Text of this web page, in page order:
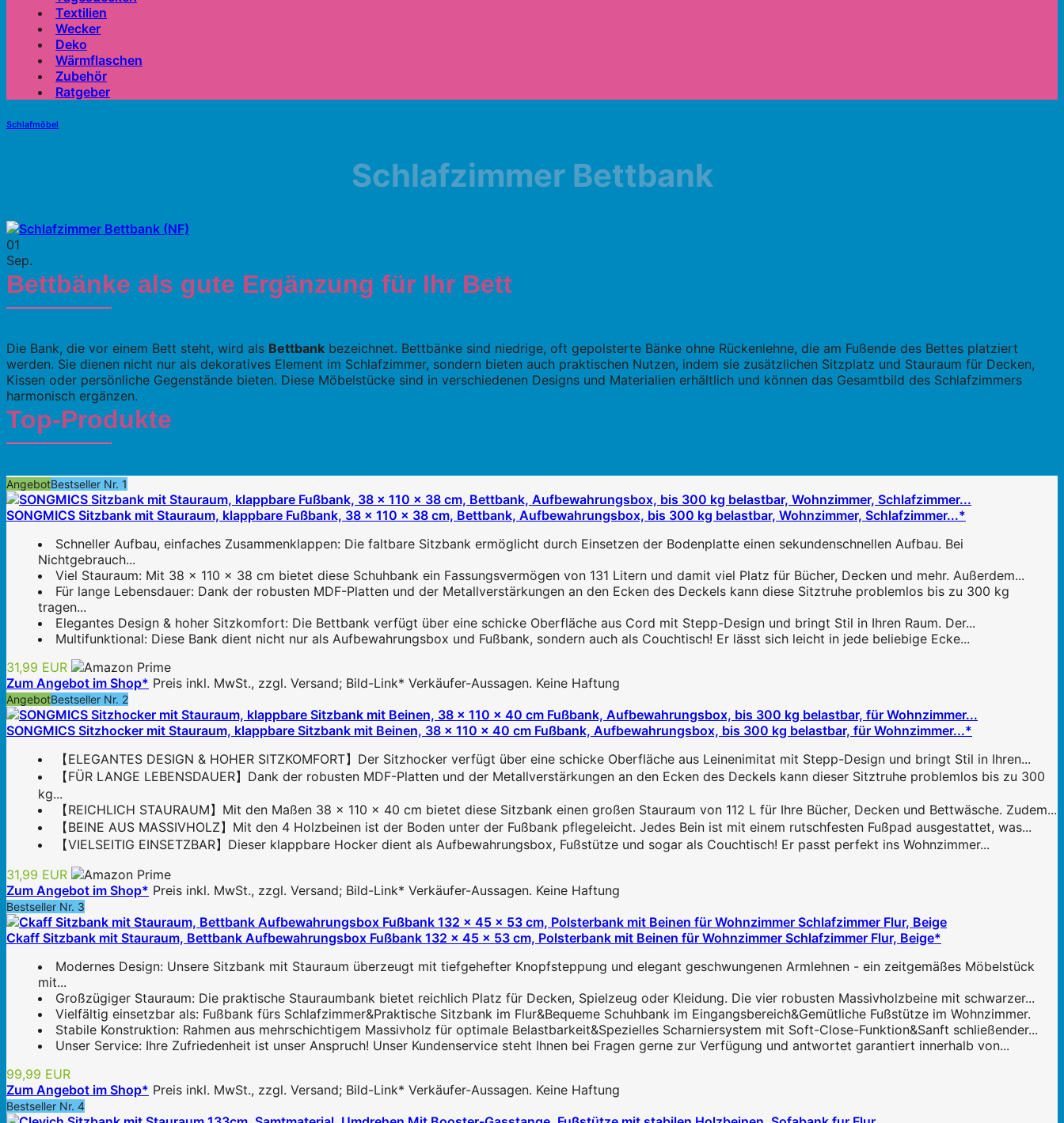
Textilien
Wecker
Deko
Wärmflaschen
Zubehör
Ratgeber
Schlafmöbel
Schlafzimmer Bettbank
01
Sep.
Bettbänke als gute Ergänzung für Ihr Bett
Die Bank, die vor einem Bett steht, wird als Bettbank bezeichnet. Bettbänke sind niedrige, oft gepolsterte Bänke ohne Rückenlehne, die am Fußende des Bettes platziert
werden. Sie dienen nicht nur als dekoratives Element im Schlafzimmer, sondern bieten auch praktischen Nutzen, indem sie zusätzlichen Sitzplatz und Stauraum für Decken,
Kissen oder persönliche Gegenstände bieten. Diese Möbelstücke sind in verschiedenen Designs und Materialien erhältlich und können das Gesamtbild des Schlafzimmers
harmonisch ergänzen.
Top-Produkte
AngebotBestseller Nr. 1
SONGMICS Sitzbank mit Stauraum, klappbare Fußbank, 38 x 110 x 38 cm, Bettbank, Aufbewahrungsbox, bis 300 kg belastbar, Wohnzimmer, Schlafzimmer...*
Schneller Aufbau, einfaches Zusammenklappen: Die faltbare Sitzbank ermöglicht durch Einsetzen der Bodenplatte einen sekundenschnellen Aufbau. Bei
Nichtgebrauch...
Viel Stauraum: Mit 38 x 110 x 38 cm bietet diese Schuhbank ein Fassungsvermögen von 131 Litern und damit viel Platz für Bücher, Decken und mehr. Außerdem...
Für lange Lebensdauer: Dank der robusten MDF-Platten und der Metallverstärkungen an den Ecken des Deckels kann diese Sitztruhe problemlos bis zu 300 kg
tragen...
Elegantes Design & hoher Sitzkomfort: Die Bettbank verfügt über eine schicke Oberfläche aus Cord mit Stepp-Design und bringt Stil in Ihren Raum. Der...
Multifunktional: Diese Bank dient nicht nur als Aufbewahrungsbox und Fußbank, sondern auch als Couchtisch! Er lässt sich leicht in jede beliebige Ecke...
31,99 EUR
Zum Angebot im Shop* Preis inkl. MwSt., zzgl. Versand; Bild-Link* Verkäufer-Aussagen. Keine Haftung
AngebotBestseller Nr. 2
SONGMICS Sitzhocker mit Stauraum, klappbare Sitzbank mit Beinen, 38 x 110 x 40 cm Fußbank, Aufbewahrungsbox, bis 300 kg belastbar, für Wohnzimmer...*
【ELEGANTES DESIGN & HOHER SITZKOMFORT】Der Sitzhocker verfügt über eine schicke Oberfläche aus Leinenimitat mit Stepp-Design und bringt Stil in Ihren...
【FÜR LANGE LEBENSDAUER】Dank der robusten MDF-Platten und der Metallverstärkungen an den Ecken des Deckels kann dieser Sitztruhe problemlos bis zu 300
kg...
【REICHLICH STAURAUM】Mit den Maßen 38 x 110 x 40 cm bietet diese Sitzbank einen großen Stauraum von 112 L für Ihre Bücher, Decken und Bettwäsche. Zudem...
【BEINE AUS MASSIVHOLZ】Mit den 4 Holzbeinen ist der Boden unter der Fußbank pflegeleicht. Jedes Bein ist mit einem rutschfesten Fußpad ausgestattet, was...
【VIELSEITIG EINSETZBAR】Dieser klappbare Hocker dient als Aufbewahrungsbox, Fußstütze und sogar als Couchtisch! Er passt perfekt ins Wohnzimmer...
31,99 EUR
Zum Angebot im Shop* Preis inkl. MwSt., zzgl. Versand; Bild-Link* Verkäufer-Aussagen. Keine Haftung
Bestseller Nr. 3
Ckaff Sitzbank mit Stauraum, Bettbank Aufbewahrungsbox Fußbank 132 x 45 x 53 cm, Polsterbank mit Beinen für Wohnzimmer Schlafzimmer Flur, Beige*
Modernes Design: Unsere Sitzbank mit Stauraum überzeugt mit tiefgehefter Knopfsteppung und elegant geschwungenen Armlehnen - ein zeitgemäßes Möbelstück
mit...
Großzügiger Stauraum: Die praktische Stauraumbank bietet reichlich Platz für Decken, Spielzeug oder Kleidung. Die vier robusten Massivholzbeine mit schwarzer...
Vielfältig einsetzbar als: Fußbank fürs Schlafzimmer&Praktische Sitzbank im Flur&Bequeme Schuhbank im Eingangsbereich&Gemütliche Fußstütze im Wohnzimmer.
Stabile Konstruktion: Rahmen aus mehrschichtigem Massivholz für optimale Belastbarkeit&Spezielles Scharniersystem mit Soft-Close-Funktion&Sanft schließender...
Unser Service: Ihre Zufriedenheit ist unser Anspruch! Unser Kundenservice steht Ihnen bei Fragen gerne zur Verfügung und antwortet garantiert innerhalb von...
99,99 EUR
Zum Angebot im Shop* Preis inkl. MwSt., zzgl. Versand; Bild-Link* Verkäufer-Aussagen. Keine Haftung
Bestseller Nr. 4